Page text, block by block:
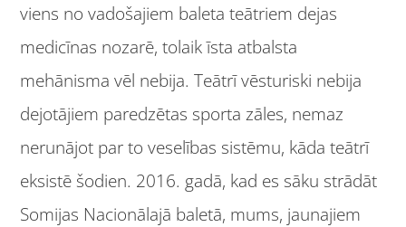
viens no vadošajiem baleta teātriem dejas
medicīnas nozarē, tolaik īsta atbalsta
mehānisma vēl nebija. Teātrī vēsturiski nebija
dejotājiem paredzētas sporta zāles, nemaz
nerunājot par to veselības sistēmu, kāda teātrī
eksistē šodien. 2016. gadā, kad es sāku strādāt
Somijas Nacionālajā baletā, mums, jaunajiem